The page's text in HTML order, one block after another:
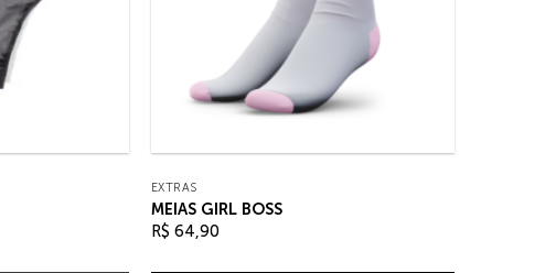
EXTRAS
MEIAS GIRL BOSS
R$ 64,90